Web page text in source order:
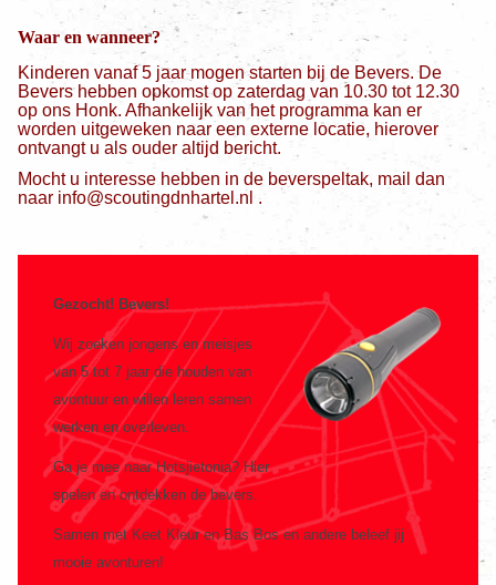
Waar en wanneer?
Kinderen vanaf 5 jaar mogen starten bij de Bevers. De
Bevers hebben opkomst op zaterdag van 10.30 tot 12.30
op ons Honk. Afhankelijk van het programma kan er
worden uitgeweken naar een externe locatie, hierover
ontvangt u als ouder altijd bericht.
Mocht u interesse hebben in de beverspeltak, mail dan
naar info@scoutingdnhartel.nl .
Gezocht! Bevers!
Wij zoeken jongens en meisjes
van 5 tot 7 jaar die houden van
avontuur en willen leren samen
werken en overleven.
Ga je mee naar Hotsjietonia? Hier
spelen en ontdekken de bevers.
Samen met Keet Kleur en Bas Bos en andere beleef jij
mooie avonturen!